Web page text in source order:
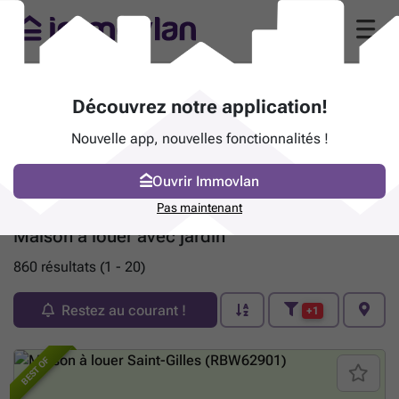
Maison à louer avec jardin
860 résultats (1 - 20)
Restez au courant ! +1
BEST OF
Découvrez notre application!
Nouvelle app, nouvelles fonctionnalités !
Ouvrir Immovlan
Pas maintenant